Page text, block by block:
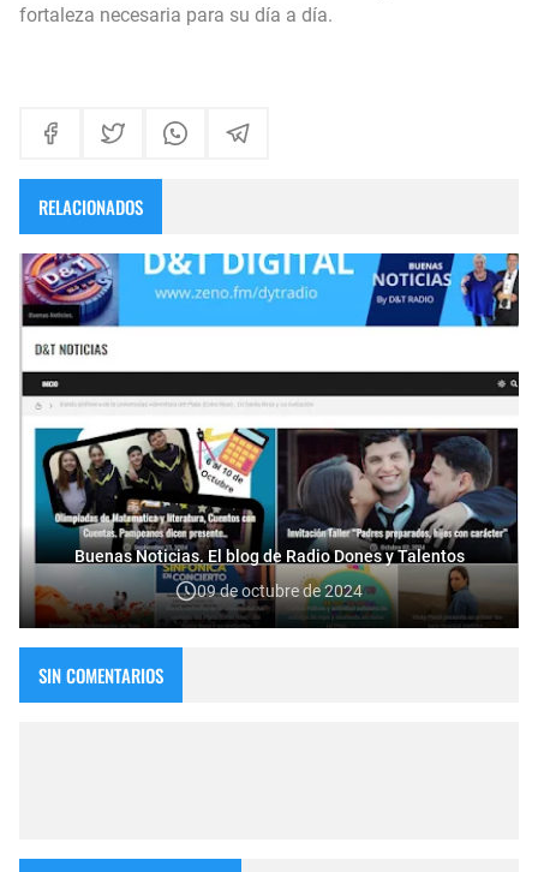
fortaleza necesaria para su día a día.
RELACIONADOS
Buenas Noticias. El blog de Radio Dones y Talentos
09 de octubre de 2024
SIN COMENTARIOS